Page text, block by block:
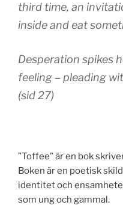
third time, an
inside and eat
Desperation spikes
feeling – pleading
(sid 27)
”Toffee” är en bok
Boken är en poetisk
identitet och
som ung och gammal.